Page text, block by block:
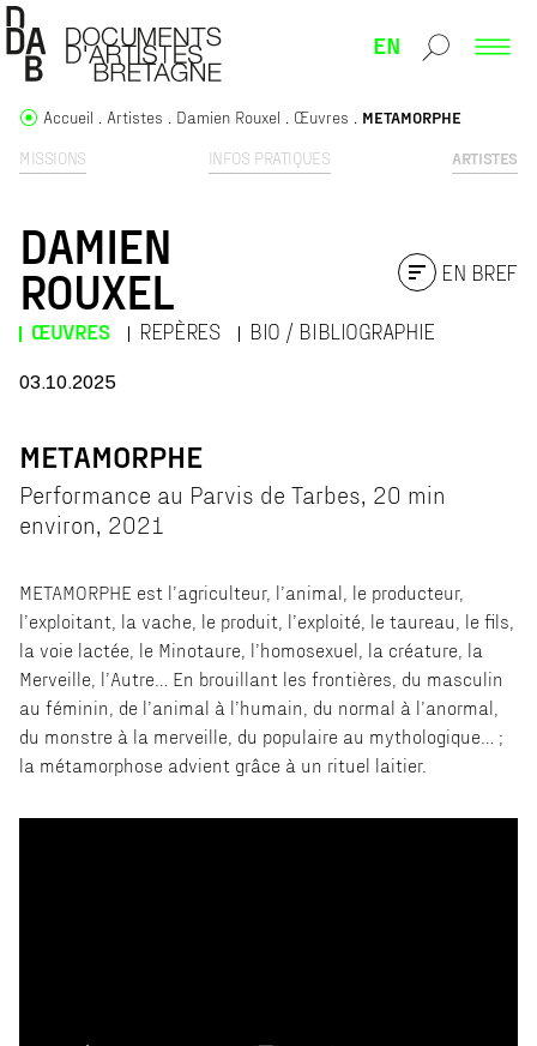
EN
MISSIONS INFOS PRATIQUES ARTISTES
Accueil Artistes Damien Rouxel Œuvres METAMORPHE
DAMIEN
ROUXEL
ŒUVRES REPÈRES BIO / BIBLIOGRAPHIE
EN BREF
03.10.2025
METAMORPHE
Performance au Parvis de Tarbes, 20 min
environ, 2021
METAMORPHE est l’agriculteur, l’animal, le producteur,
l’exploitant, la vache, le produit, l’exploité, le taureau, le fils,
la voie lactée, le Minotaure, l’homosexuel, la créature, la
Merveille, l’Autre… En brouillant les frontières, du masculin
au féminin, de l’animal à l’humain, du normal à l’anormal,
du monstre à la merveille, du populaire au mythologique… ;
la métamorphose advient grâce à un rituel laitier.